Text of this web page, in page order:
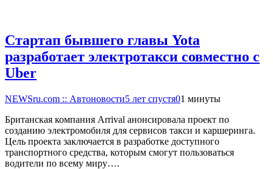
Стартап бывшего главы Yota
разработает электротакси совместно с
Uber
NEWSru.com :: Автоновости5 лет спустя01 минуты
Британская компания Arrival анонсировала проект по
созданию электромобиля для сервисов такси и каршеринга.
Цель проекта заключается в разработке доступного
транспортного средства, которым смогут пользоваться
водители по всему миру….